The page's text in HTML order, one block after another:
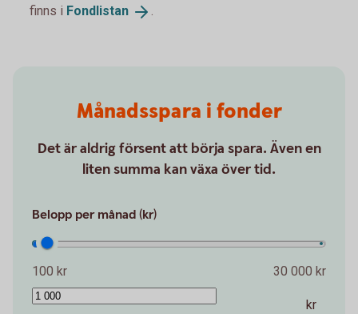
finns i Fondlistan .
Månadsspara i fonder
Det är aldrig försent att börja spara. Även en
liten summa kan växa över tid.
Belopp per månad (kr)
100 kr 30 000 kr
kr